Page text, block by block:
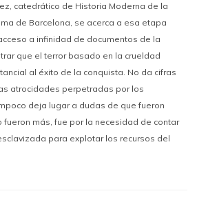
catedrático de Historia Moderna de la
de Barcelona, se acerca a esa etapa
a infinidad de documentos de la
que el terror basado en la crueldad
al éxito de la conquista. No da cifras
atrocidades perpetradas por los
deja lugar a dudas de que fueron
fueron más, fue por la necesidad de contar
para explotar los recursos del